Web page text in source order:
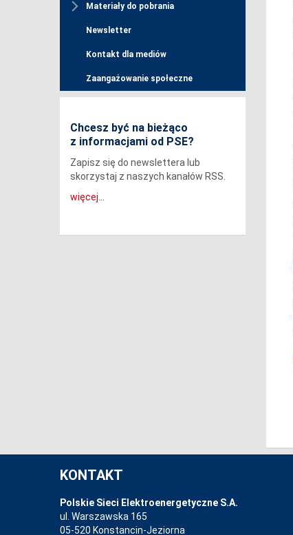
Materiały do pobrania
Newsletter
Kontakt dla mediów
Zaangażowanie społeczne
Chcesz być na bieżąco
z informacjami od PSE?
Zapisz się do newslettera lub
skorzystaj z naszych kanałów RSS.
więcej...
KONTAKT
Polskie Sieci Elektroenergetyczne S.A.
ul. Warszawska 165
05-520 Konstancin-Jeziorna